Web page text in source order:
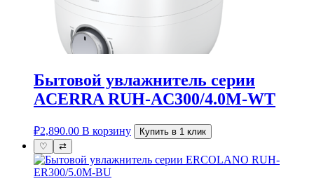
Бытовой увлажнитель серии
ACERRA RUH-AC300/4.0M-WT
₽2,890.00 В корзину
Купить в 1 клик
♡
⇄